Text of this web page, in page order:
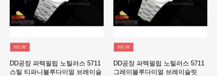
NEW
DD공장 파텍필립 노틸러스 5711
스틸 티파니블루다이얼 브레이슬
NEW
DD공장 파텍필립 노틸러스 5711
그레이블루다이얼 브레이슬릿